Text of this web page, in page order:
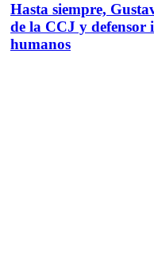
Hasta siempre,
de la CCJ y defensor
humanos